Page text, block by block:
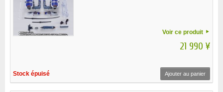
Voir ce produit
21 990 ¥
Stock épuisé Ajouter au panier